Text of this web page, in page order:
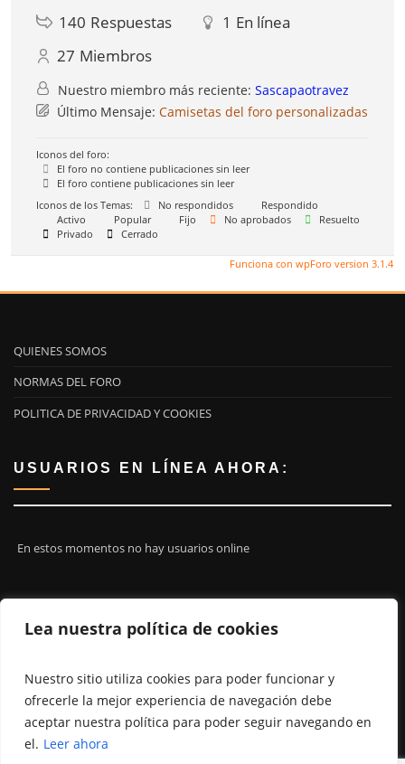
Lea nuestra política de cookies
Nuestro sitio utiliza cookies para poder funcionar y
ofrecerle la mejor experiencia de navegación debe
aceptar nuestra política para poder seguir navegando en
el. Leer ahora
140 Respuestas 1 En línea
27 Miembros
Nuestro miembro más reciente:Sascapaotravez
Último Mensaje:Camisetas del foro personalizadas
Iconos del foro:
El foro no contiene publicaciones sin leer
El foro contiene publicaciones sin leer
Iconos de los Temas:
No respondidos
Respondido
Activo
Popular Fijo No aprobados
Resuelto
Privado
Cerrado
Funciona con wpForo version 3.1.4
QUIENES SOMOS
NORMAS DEL FORO
POLITICA DE PRIVACIDAD Y COOKIES
USUARIOS EN LÍNEA AHORA:
En estos momentos no hay usuarios online
¡ÚNETE A NOSOTROS!